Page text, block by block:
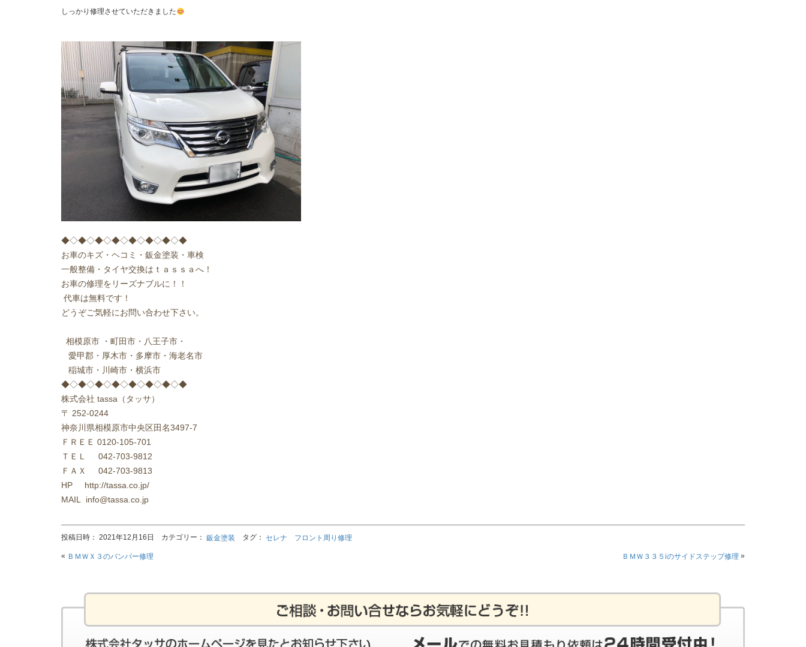
しっかり修理させていただきました
◆◇◆◇◆◇◆◇◆◇◆◇◆◇◆
お車のキズ・ヘコミ・鈑金塗装・車検
一般整備・タイヤ交換はｔａｓｓａへ！
お車の修理をリーズナブルに！！
代車は無料です！
どうぞご気軽にお問い合わせ下さい。
相模原市
・町田市・八王子市・
愛甲郡・厚木市・多摩市・海老名市
稲城市・川崎市・横浜市
◆◇◆◇◆◇◆◇◆◇◆◇◆◇◆
株式会社 tassa （タッサ）
〒 252-0244
神奈川県相模原市中央区田名3497-7
ＦＲＥＥ 0120-105-701
ＴＥＬ
042-703-9812
ＦＡＸ
042-703-9813
HP http://tassa.co.jp/
MAIL info@tassa.co.jp
投稿日時： 2021年12月16日 カテゴリー： 鈑金塗装 タグ： セレナ フロント周り修理
« ＢＭＷＸ３のバンパー修理 ＢＭＷ３３５iのサイドステップ修理 »